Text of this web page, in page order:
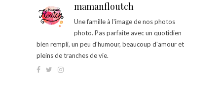
mamanfloutch
Une famille à l'image de nos photos
photo. Pas parfaite avec un quotidien
bien rempli, un peu d'humour, beaucoup d'amour et
pleins de tranches de vie.